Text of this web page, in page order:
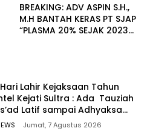
BREAKING: ADV ASPIN S.H.,
M.H BANTAH KERAS PT SJAP
“PLASMA 20% SEJAK 2023
Lahir Kejaksaan Tahun
Kejati Sultra : Ada Tauziah
Latif sampai Adhyaksa
Jumat, 7 Agustus 2026